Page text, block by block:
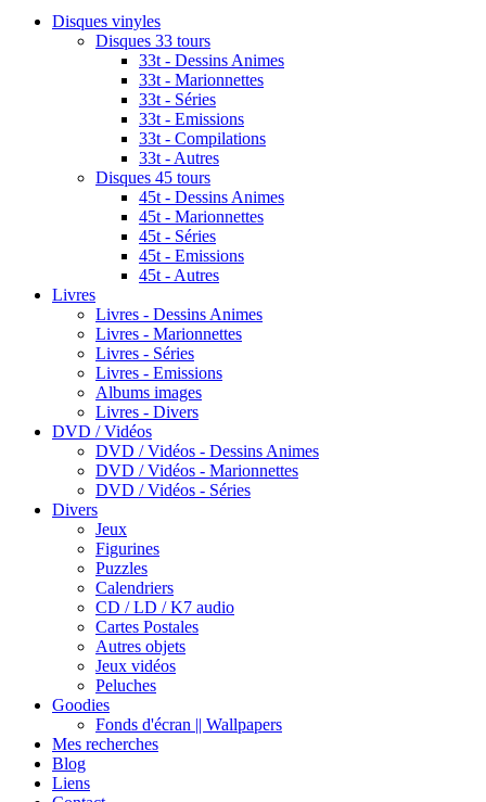
Disques vinyles
Disques 33 tours
33t - Dessins Animes
33t - Marionnettes
33t - Séries
33t - Emissions
33t - Compilations
33t - Autres
Disques 45 tours
45t - Dessins Animes
45t - Marionnettes
45t - Séries
45t - Emissions
45t - Autres
Livres
Livres - Dessins Animes
Livres - Marionnettes
Livres - Séries
Livres - Emissions
Albums images
Livres - Divers
DVD / Vidéos
DVD / Vidéos - Dessins Animes
DVD / Vidéos - Marionnettes
DVD / Vidéos - Séries
Divers
Jeux
Figurines
Puzzles
Calendriers
CD / LD / K7 audio
Cartes Postales
Autres objets
Jeux vidéos
Peluches
Goodies
Fonds d'écran || Wallpapers
Mes recherches
Blog
Liens